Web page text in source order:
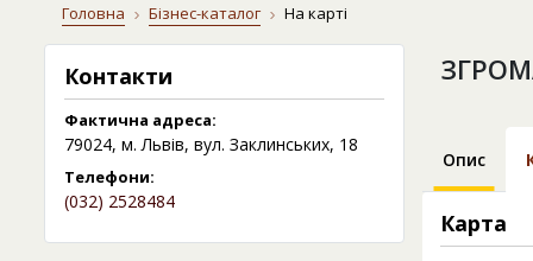
Головна Бізнес-каталог На карті
Контакти
Фактична адреса:
79024, м. Львів, вул. Заклинських, 18
Телефони:
(032) 2528484
Опис
Карта